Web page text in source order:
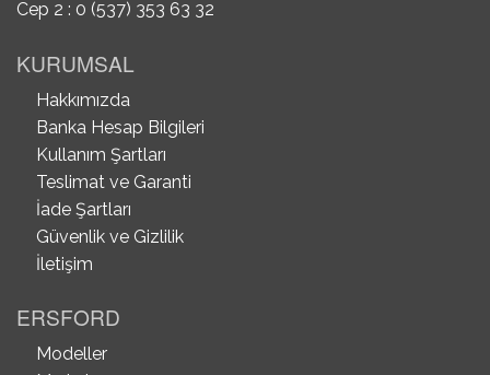
Cep 2 : 0 (537) 353 63 32
KURUMSAL
Hakkımızda
Banka Hesap Bilgileri
Kullanım Şartları
Teslimat ve Garanti
İade Şartları
Güvenlik ve Gizlilik
İletişim
ERSFORD
Modeller